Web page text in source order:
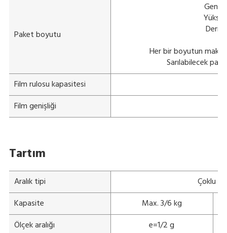
Paket boyutu
Her bir boyutun
Sarılabilecek
Film rulosu kapasitesi
Film genişliği
Tartım
Aralık tipi
Çoklu
Kapasite
Max. 3/6 kg
Ölçek aralığı
e=1/2 g